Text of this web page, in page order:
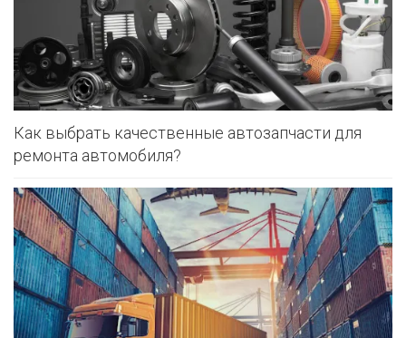
Как выбрать качественные автозапчасти для
ремонта автомобиля?